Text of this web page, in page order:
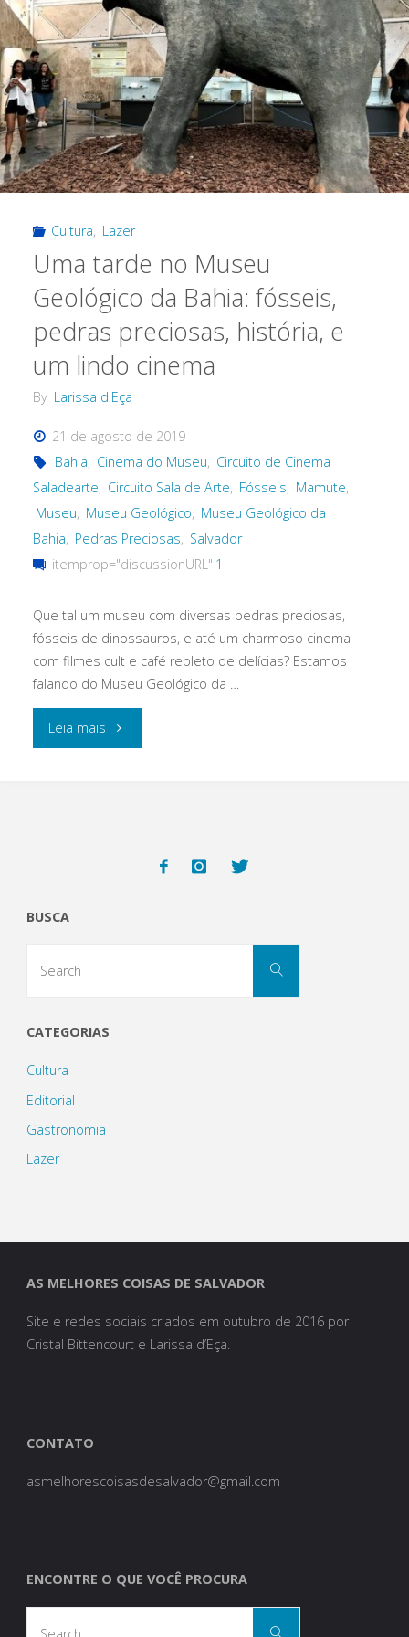
Cultura, Lazer
Uma tarde no Museu
Geológico da Bahia: fósseis,
pedras preciosas, história, e
um lindo cinema
By Larissa d'Eça
21 de agosto de 2019
Bahia, Cinema do Museu, Circuito de Cinema
Saladearte, Circuito Sala de Arte, Fósseis, Mamute,
Museu, Museu Geológico, Museu Geológico da
Bahia, Pedras Preciosas, Salvador
itemprop="discussionURL" 1
Que tal um museu com diversas pedras preciosas,
fósseis de dinossauros, e até um charmoso cinema
com filmes cult e café repleto de delícias? Estamos
falando do Museu Geológico da …
Leia mais "Uma
pedras
cinema"
BUSCA
Search
CATEGORIAS
Cultura
Editorial
Gastronomia
Lazer
AS MELHORES COISAS DE SALVADOR
Site e redes sociais criados em outubro de 2016 por
Cristal Bittencourt e Larissa d’Eça.
CONTATO
asmelhorescoisasdesalvador@gmail.com
ENCONTRE O QUE VOCÊ PROCURA
Search